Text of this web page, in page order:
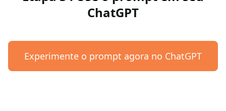
ChatGPT
Experimente o prompt agora no ChatGPT